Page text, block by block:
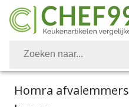
Homra afvalemmers